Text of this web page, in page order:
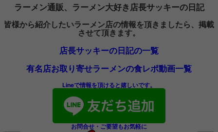
ラーメン通販、ラーメン大好き店長サッキーの日記
皆様から紹介したいラーメン店の情報を頂きましたら、掲載
させて頂きます。
店長サッキーの日記の一覧
有名店お取り寄せラーメンの食レポ動画一覧
Lineで情報を頂けると嬉しいです。
お問合せ・ご要望もお気軽に